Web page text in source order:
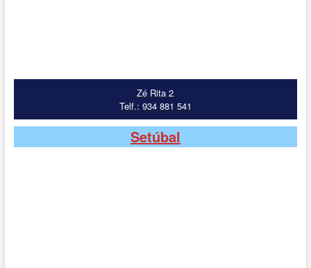
Zé Rita 2
Telf.: 934 881 541
Setúbal